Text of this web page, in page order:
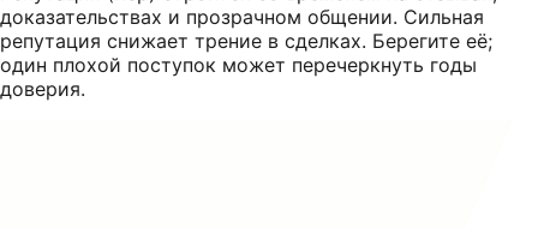
доказательствах и прозрачном общении. Сильная
репутация снижает трение в сделках. Берегите её;
один плохой поступок может перечеркнуть годы
доверия.